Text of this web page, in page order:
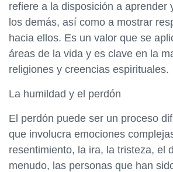
refiere a la disposición a aprender
los demás, así como a mostrar
hacia ellos. Es un valor que se
áreas de la vida y es clave en la
religiones y creencias espirituales.
La humildad y el perdón
El perdón puede ser un proceso
que involucra emociones
resentimiento, la ira, la tristeza, el
menudo, las personas que han